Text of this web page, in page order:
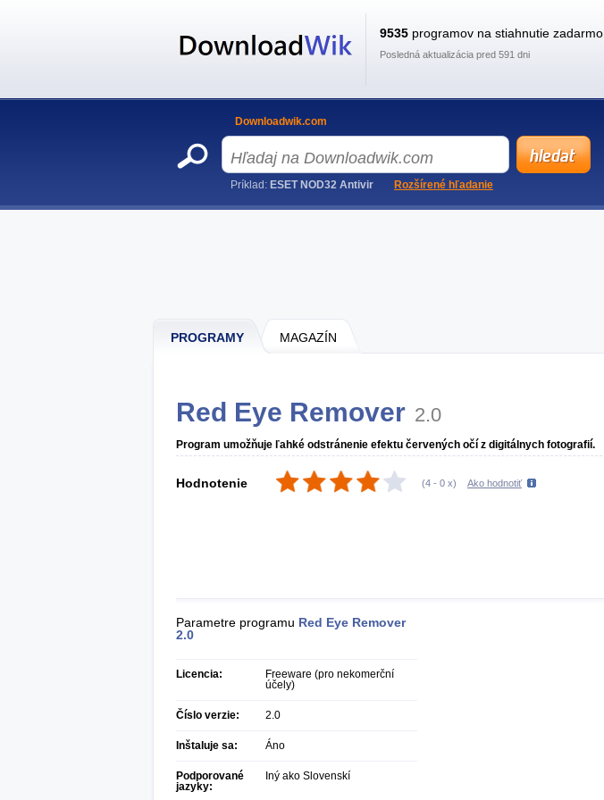
PROGRAMY MAGAZÍN
Red Eye Remover 2.0
Program umožňuje ľahké odstránenie efektu červených očí z digitálnych fotografií.
Hodnotenie (4 - 0 x) Ako hodnotiť
Parametre programu Red Eye Remover
2.0
Licencia:
Freeware (pro nekomerční
účely)
Číslo verzie: 2.0
Inštaluje sa: Áno
Podporované
jazyky:
Iný ako Slovenskí
9535 programov na stiahnutie zadarmo
Posledná aktualizácia pred 591 dni
Downloadwik.com
Príklad: ESET NOD32 Antivir Rozšírené hľadanie